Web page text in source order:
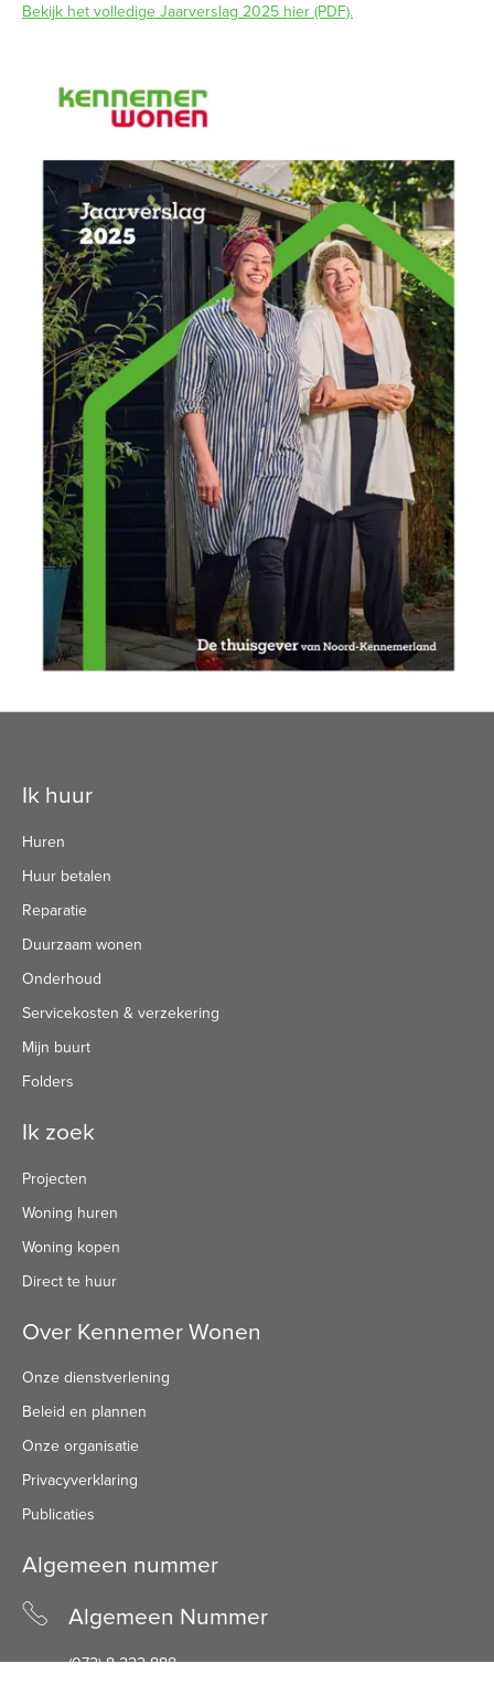
Bekijk het volledige Jaarverslag 2025 hier (PDF).
Contactinformatie
Ik huur
Huren
Huur betalen
Reparatie
Duurzaam wonen
Onderhoud
Servicekosten & verzekering
Mijn buurt
Folders
Ik zoek
Projecten
Woning huren
Woning kopen
Direct te huur
Over Kennemer Wonen
Onze dienstverlening
Beleid en plannen
Onze organisatie
Privacyverklaring
Publicaties
Algemeen nummer
Algemeen Nummer
(072) 8 222 888